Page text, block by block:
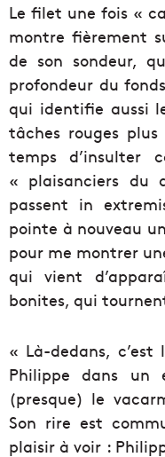
Le filet une fois «
montre fièrement
de son sondeur,
profondeur du
qui identifie aussi
tâches rouges
temps d’insulter
« plaisanciers du
passent in
pointe à nouveau
pour me montrer
qui vient
bonites, qui
« Là-dedans,
Philippe dans un
(presque) le
Son rire est
plaisir à voir :